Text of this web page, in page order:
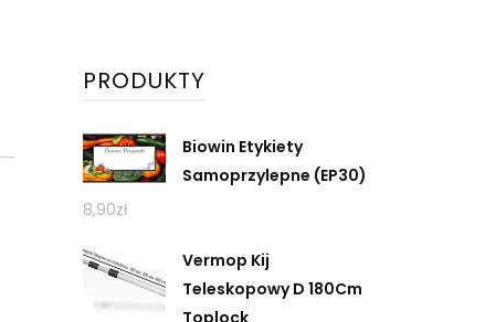
PRODUKTY
Biowin Etykiety
Samoprzylepne (EP30)
8,90zł
Vermop Kij
Teleskopowy D 180Cm
Toplock